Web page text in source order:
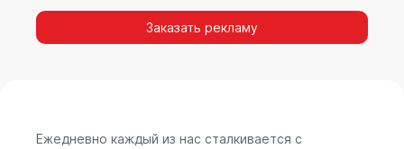
Заказать рекламу
Ежедневно каждый из нас сталкивается с